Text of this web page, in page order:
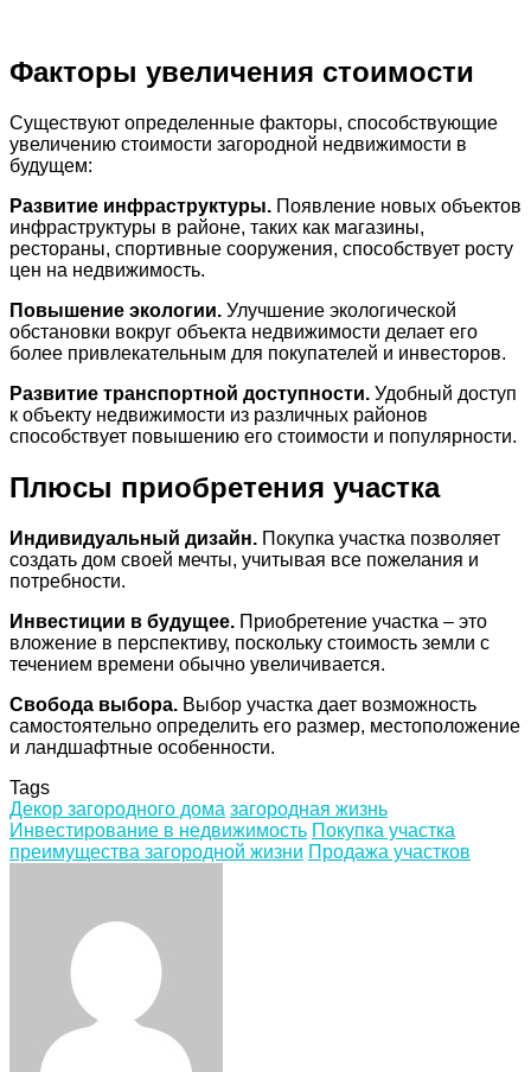
Факторы увеличения стоимости
Существуют определенные факторы, способствующие
увеличению стоимости загородной недвижимости в
будущем:
Развитие инфраструктуры. Появление новых объектов
инфраструктуры в районе, таких как магазины,
рестораны, спортивные сооружения, способствует росту
цен на недвижимость.
Повышение экологии. Улучшение экологической
обстановки вокруг объекта недвижимости делает его
более привлекательным для покупателей и инвесторов.
Развитие транспортной доступности. Удобный доступ
к объекту недвижимости из различных районов
способствует повышению его стоимости и популярности.
Плюсы приобретения участка
Индивидуальный дизайн. Покупка участка позволяет
создать дом своей мечты, учитывая все пожелания и
потребности.
Инвестиции в будущее. Приобретение участка – это
вложение в перспективу, поскольку стоимость земли с
течением времени обычно увеличивается.
Свобода выбора. Выбор участка дает возможность
самостоятельно определить его размер, местоположение
и ландшафтные особенности.
Tags
Декор загородного дома загородная жизнь
Инвестирование в недвижимость Покупка участка
преимущества загородной жизни Продажа участков